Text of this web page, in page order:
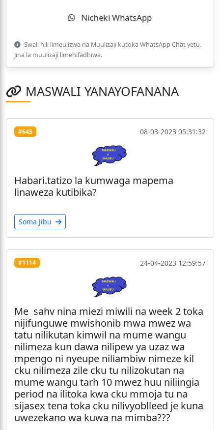
Nicheki WhatsApp
Swali hili limeulizwa na Muulizaji kutoka WhatsApp Chat yetu.
Jina la muulizaji limehifadhiwa.
MASWALI YANAYOFANANA
#645 08-03-2023 05:31:32
Habari.tatizo la kumwaga mapema
linaweza kutibika?
Soma Jibu
#1114 24-04-2023 12:59:57
Me sahv nina miezi miwili na week 2 toka
nijifunguwe mwishonib mwa mwez wa
tatu nilikutan kimwil na mume wangu
nilimeza kun dawa nilipew ya uzaz wa
mpengo ni nyeupe niliambiw nimeze kil
cku nilimeza zile cku tu nilizokutan na
mume wangu tarh 10 mwez huu niliingia
period na ilitoka kwa cku mmoja tu na
sijasex tena toka cku nilivyoblleed je kuna
uwezekano wa kuwa na mimba???